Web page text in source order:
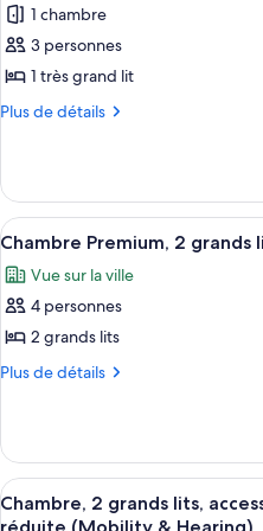
vue
baie
(Disney
View)
2
grands
lits,
vue
(Disney
photos
pour
ce
type
Chambre
Premium,
1
très
grand
lit
1 chambre
3 personnes
1 très grand lit
Plus de détails
Plus
le
type
de
Chambre
Premium,
très
grand
Afficher
toutes
les
photos
pour
ce
chambre :
Chambre
Premium,
5
Chambre Premium, 2 grands
Vue sur la ville
4 personnes
2 grands lits
Plus de détails
Plus
le
type
de
chambre
Afficher
toutes
4
Chambre, 2 grands lits,